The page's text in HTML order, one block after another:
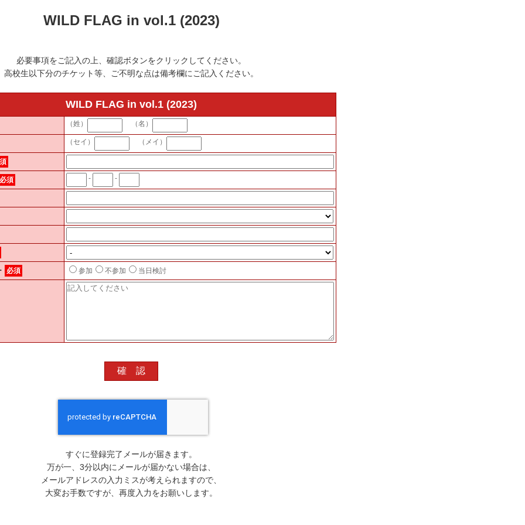
WILD FLAG in vol.1 (2023)
必要事項をご記入の上、確認ボタンをクリックしてください。
高校生以下分のチケット等、ご不明な点は備考欄にご記入ください。
WILD FLAG in vol.1 (2023)
（姓） （名）
（セイ） （メイ）
必須 - -
必須 参加 不参加 当日検討
すぐに登録完了メールが届きます。
万が一、3分以内にメールが届かない場合は、
メールアドレスの入力ミスが考えられますので、
大変お手数ですが、再度入力をお願いします。